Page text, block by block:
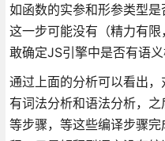
如函数的实参和形参类型是
这一步可能没有（精力有
敢确定JS引擎中是否有语义
通过上面的分析可以看出
有词法分析和语法分析，
等步骤，等这些编译步骤